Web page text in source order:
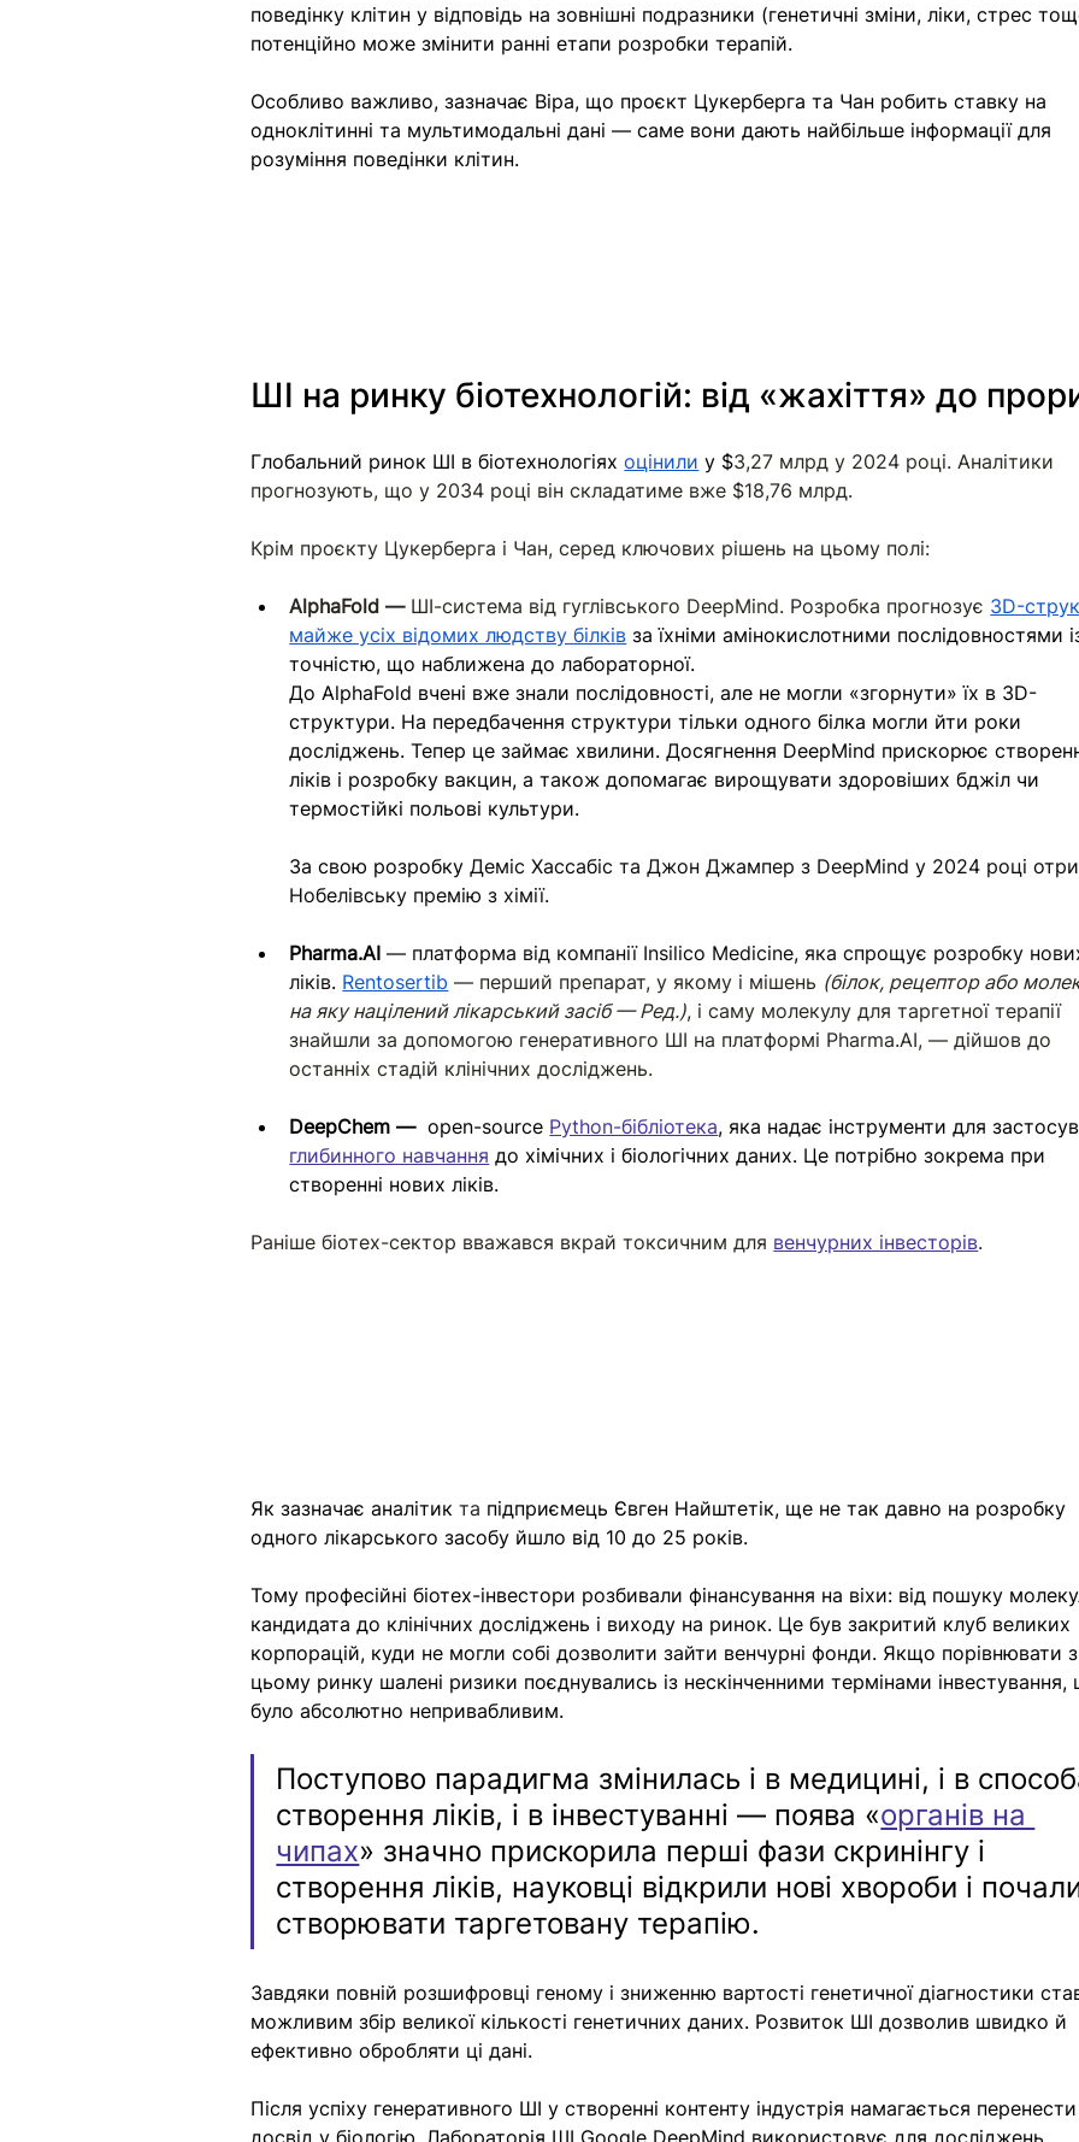
поведінку клітин у відповідь на зовнішні подразники (генетичні зміни, ліки, стрес
потенційно може змінити ранні етапи розробки терапій.
Особливо важливо, зазначає Віра, що проєкт Цукерберга та Чан робить ставку на
одноклітинні та мультимодальні дані — саме вони дають найбільше інформації для
розуміння поведінки клітин.
ШІ на ринку біотехнологій: від «жахіття» до
Глобальний ринок ШІ в біотехнологіях оцінили у $3,27 млрд у 2024 році. Аналітики
прогнозують, що у 2034 році він складатиме вже $18,76 млрд.
Крім проєкту Цукерберга і Чан, серед ключових рішень на цьому полі:
AlphaFold — ШІ-система від гуглівського DeepMind. Розробка прогнозує 3D-
майже усіх відомих людству білків за їхніми амінокислотними послідовностями
точністю, що наближена до лабораторної.
До AlphaFold вчені вже знали послідовності, але не могли «згорнути» їх в 3D-
структури. На передбачення структури тільки одного білка могли йти роки
досліджень. Тепер це займає хвилини. Досягнення DeepMind прискорює
ліків і розробку вакцин, а також допомагає вирощувати здоровіших бджіл чи
термостійкі польові культури.
За свою розробку Деміс Хассабіс та Джон Джампер з DeepMind у 2024 році
Нобелівську премію з хімії.
Pharma.AI — платформа від компанії Insilico Medicine, яка спрощує розробку
ліків. Rentosertib — перший препарат, у якому і мішень (білок, рецептор або
на яку націлений лікарський засіб — Ред.), і саму молекулу для таргетної терапії
знайшли за допомогою генеративного ШІ на платформі Pharma.AI, — дійшов до
останніх стадій клінічних досліджень.
DeepChem — open-source Python-бібліотека, яка надає інструменти для
глибинного навчання до хімічних і біологічних даних. Це потрібно зокрема при
створенні нових ліків.
Раніше біотех-сектор вважався вкрай токсичним для венчурних інвесторів.
Як зазначає аналітик та підприємець Євген Найштетік, ще не так давно на розробку
одного лікарського засобу йшло від 10 до 25 років.
Тому професійні біотех-інвестори розбивали фінансування на віхи: від пошуку
кандидата до клінічних досліджень і виходу на ринок. Це був закритий клуб великих
корпорацій, куди не могли собі дозволити зайти венчурні фонди. Якщо порівнювати
цьому ринку шалені ризики поєднувались із нескінченними термінами інвестування,
було абсолютно непривабливим.
Поступово парадигма змінилась і в медицині, і в
створення ліків, і в інвестуванні — поява «органів на
чипах» значно прискорила перші фази скринінгу і
створення ліків, науковці відкрили нові хвороби і
створювати таргетовану терапію.
Завдяки повній розшифровці геному і зниженню вартості генетичної діагностики
можливим збір великої кількості генетичних даних. Розвиток ШІ дозволив швидко й
ефективно обробляти ці дані.
Після успіху генеративного ШІ у створенні контенту індустрія намагається перенести
досвід у біологію. Лабораторія ШІ Google DeepMind використовує для досліджень